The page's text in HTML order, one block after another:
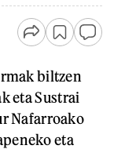
biltzen
eta Sustrai
Nafarroako
eta